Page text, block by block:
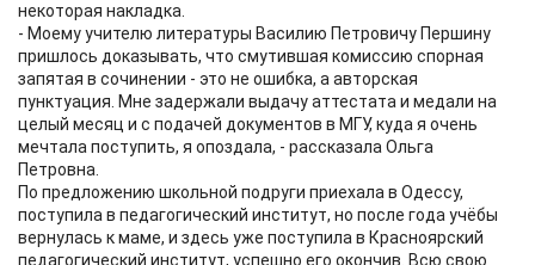
некоторая накладка.
- Моему учителю литературы Василию Петровичу Першину
пришлось доказывать, что смутившая комиссию спорная
запятая в сочинении - это не ошибка, а авторская
пунктуация. Мне задержали выдачу аттестата и медали на
целый месяц и с подачей документов в МГУ, куда я очень
мечтала поступить, я опоздала, - рассказала Ольга
Петровна.
По предложению школьной подруги приехала в Одессу,
поступила в педагогический институт, но после года учёбы
вернулась к маме, и здесь уже поступила в Красноярский
педагогический институт, успешно его окончив. Всю свою